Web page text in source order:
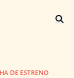
DE ESTRENO